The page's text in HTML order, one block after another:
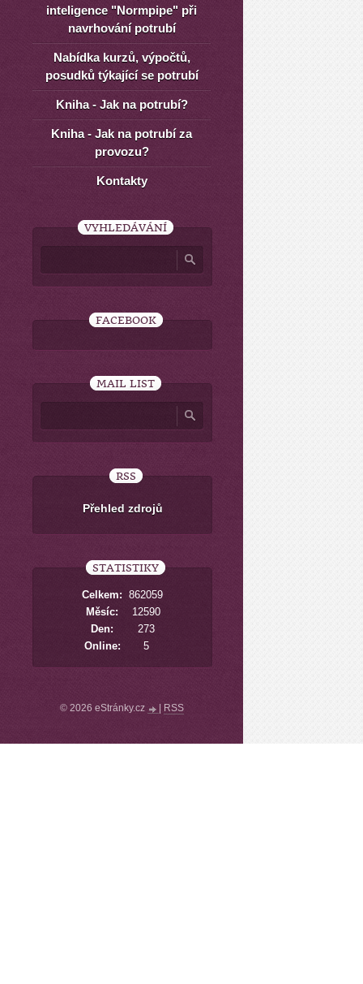
inteligence "Normpipe" při
navrhování potrubí
Nabídka kurzů, výpočtů,
posudků týkající se potrubí
Kniha - Jak na potrubí?
Kniha - Jak na potrubí za
provozu?
Kontakty
VYHLEDÁVÁNÍ
FACEBOOK
MAIL LIST
RSS
Přehled zdrojů
STATISTIKY
Online: 5
Celkem: 862059
Měsíc:
12590
Den:
273
© 2026 eStránky.cz RSS